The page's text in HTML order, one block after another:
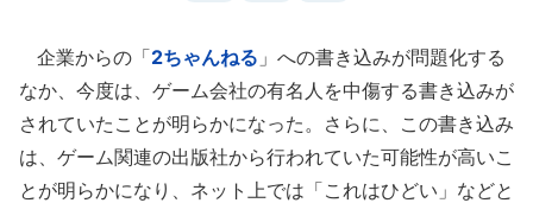
企業からの「2ちゃんねる 」への書き込みが問題化する
なか、今度は、ゲーム会社の有名人を中傷する書き込みが
されていたことが明らかになった。さらに、この書き込み
は、ゲーム関連の出版社から行われていた可能性が高いこ
とが明らかになり、ネット上では「これはひどい」などと